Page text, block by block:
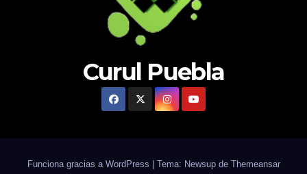
Curul Puebla
Funciona gracias a WordPress Tema: Newsup de Themeansar